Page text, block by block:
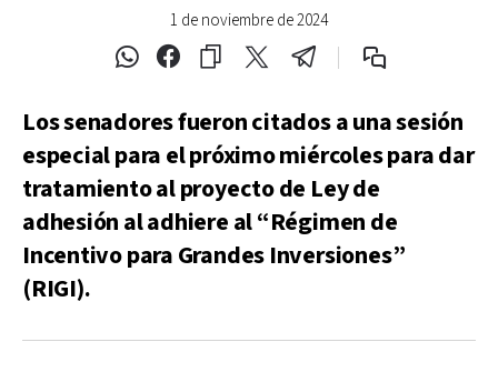
1 de noviembre de 2024
Los senadores fueron citados a una sesión
especial para el próximo miércoles para dar
tratamiento al proyecto de Ley de
adhesión al adhiere al “Régimen de
Incentivo para Grandes Inversiones”
(RIGI).